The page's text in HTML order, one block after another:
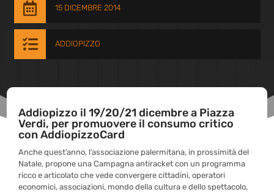
 15 DICEMBRE 2014
 ADDIOPIZZO
Addiopizzo il 19/20/21 dicembre a Piazza
Verdi, per promuovere il consumo critico
con AddiopizzoCard
Anche quest’anno, l’associazione palermitana, in prossimità del
Natale, propone una Campagna antiracket con un programma
ricco e articolato che vede convergere cittadini, operatori
economici, associazioni, mondo della cultura e dello spettacolo,